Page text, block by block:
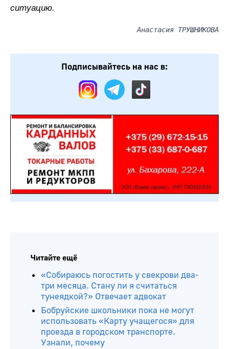
ситуацию.
Анастасия ТРУШНИКОВА
Подписывайтесь на нас в:
Читайте ещё
«Собираюсь погостить у свекрови два-
три месяца. Стану ли я считаться
тунеядкой?» Отвечает адвокат
Бобруйские школьники пока не могут
использовать «Карту учащегося» для
проезда в городском транспорте.
Узнали, почему